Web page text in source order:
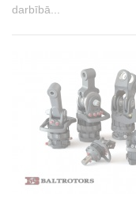
darbībā...